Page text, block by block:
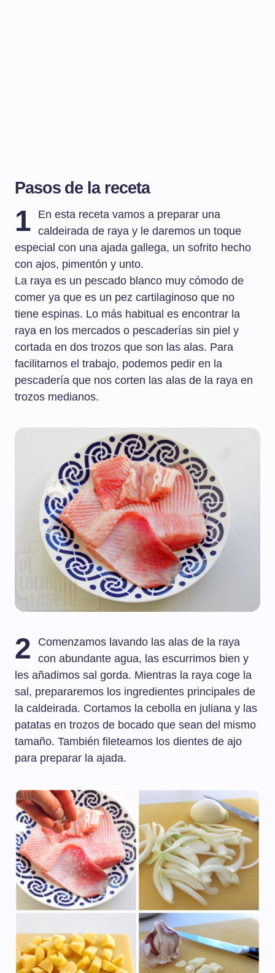
Pasos de la receta
1
En esta receta vamos a preparar una
caldeirada de raya y le daremos un toque
especial con una ajada gallega, un sofrito hecho
con ajos, pimentón y unto.
La raya es un pescado blanco muy cómodo de
comer ya que es un pez cartilaginoso que no
tiene espinas. Lo más habitual es encontrar la
raya en los mercados o pescaderías sin piel y
cortada en dos trozos que son las alas. Para
facilitarnos el trabajo, podemos pedir en la
pescadería que nos corten las alas de la raya en
trozos medianos.
2
Comenzamos lavando las alas de la raya
con abundante agua, las escurrimos bien y
les añadimos sal gorda. Mientras la raya coge la
sal, prepararemos los ingredientes principales de
la caldeirada. Cortamos la cebolla en juliana y las
patatas en trozos de bocado que sean del mismo
tamaño. También fileteamos los dientes de ajo
para preparar la ajada.